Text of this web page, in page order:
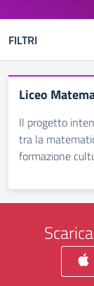
FILTRI
Liceo
Il progetto
tra la
formazione